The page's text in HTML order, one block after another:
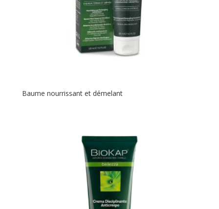
Baume nourrissant et démelant